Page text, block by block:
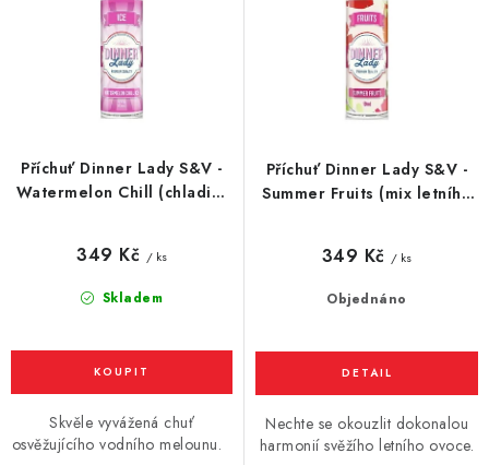
BATERIE A NABÍJEČKY
GRIPY & MODY
NIKOTINOVÝ FILM
PŘÍSLUŠENSTVÍ
ZNAČKY
Vše o nákupu Jak reklamovat či vrátit zboží
Recenze
Kontakty
Prodejny Volná místa
ůPříchuť Dinner Lady S&V -
Watermelon Chill (chladivý
Skladem
349 Kč / ks
Skvěle vyvážená chuť
osvěžujícího vodního melounu.
Příchuť Dinner Lady S&V -
Summer Fruits (mix letního
Objednáno
349 Kč / ks
Nechte se okouzlit dokonalou
harmonií svěžího letního ovoce.